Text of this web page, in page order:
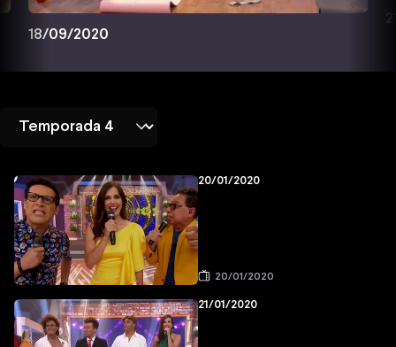
18/09/2020
20/01/2020
20/01/2020
21/01/2020